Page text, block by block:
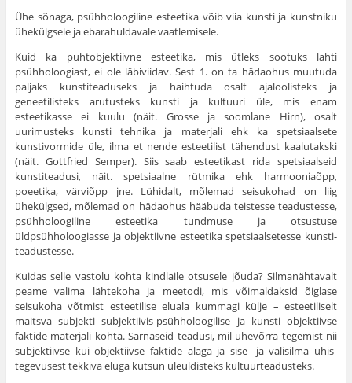
Ühe sõnaga, psühholoogiline esteetika võib viia kunsti ja kunstniku
ühekülgsele ja ebarahuldavale vaatlemisele.
Kuid ka puhtobjektiivne esteetika, mis ütleks sootuks lahti
psühholoogiast, ei ole läbiviidav. Sest 1. on ta häda­ohus muutuda
paljaks kunstiteaduseks ja haihtuda osalt ajaloolisteks ja
geneetilisteks arutusteks kunsti ja kultuuri üle, mis enam
esteetikasse ei kuulu (näit. Grosse ja soom­lane Hirn), osalt
uurimusteks kunsti tehnika ja materjali ehk ka spetsiaalsete
kunstivormide üle, ilma et nende esteetilist tähendust kaalutakski
(näit. Gottfried Semper). Siis saab esteetikast rida spetsiaalseid
kunstiteadusi, näit. spetsiaalne rütmika ehk harmooniaõpp,
poeetika, värviõpp jne. Lühidalt, mõlemad seisukohad on liig
ühekülgsed, mõlemad on hädaohus hääbuda teistesse teadustesse,
psühholoogiline esteetika tundmuse ja otsustuse
üldpsühholoogiasse ja objektiivne esteetika spetsiaalsetesse kunsti­
teadustesse.
Kuidas selle vastolu kohta kindlaile otsusele jõuda? Silmanähtavalt
peame valima lähtekoha ja meetodi, mis võimaldaksid õiglase
seisukoha võtmist esteetilise eluala kummagi külje – esteetiliselt
maitsva subjekti subjektiivis-psühholoogilise ja kunsti objektiivse
faktide materjali kohta. Sarnaseid teadusi, mil ühevõrra tegemist nii
subjektiivse kui objektiivse faktide alaga ja sise- ja välisilma ühis­
tegevusest tekkiva eluga kutsun üleüldisteks kultuurteadusteks.